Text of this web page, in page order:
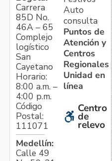
Carrera
85D No.
46A – 65
Complejo
logístico
San
Cayetano
Horario:
8:00 a.m. –
4:00 p.m.
Código
Postal:
111071
Medellín:
Calle 49
Auto
consulta
Puntos de
Atención y
Centros
Regionales
Unidad en
línea
Centro
de
relevo